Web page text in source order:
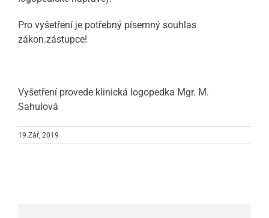
Pro vyšetření je potřebný písemný souhlas
zákon.zástupce!
Vyšetření provede klinická logopedka Mgr. M.
Sahulová
19.Zář, 2019